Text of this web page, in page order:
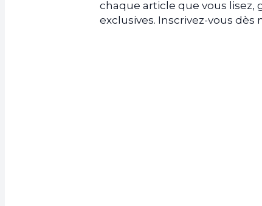
chaque article que vous lisez,
exclusives. Inscrivez-vous